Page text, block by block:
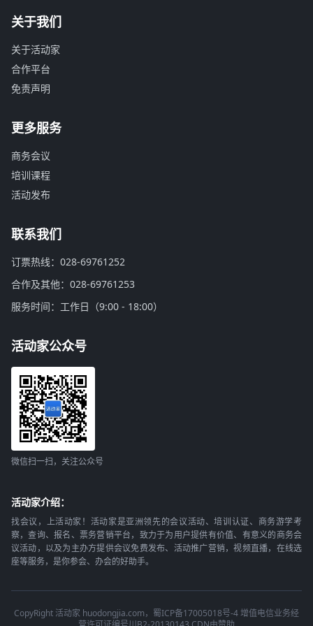
关于我们
关于活动家
合作平台
免责声明
更多服务
商务会议
培训课程
活动发布
联系我们
订票热线：028-69761252
合作及其他：028-69761253
服务时间：工作日（9:00 - 18:00）
活动家公众号
微信扫一扫，关注公众号
活动家介绍：
找会议，上活动家！活动家是亚洲领先的会议活动、培训认证、商务游学考
察，查询、报名、票务营销平台，致力于为用户提供有价值、有意义的商务会
议活动，以及为主办方提供会议免费发布、活动推广营销，视频直播，在线选
座等服务，是你参会、办会的好助手。
CopyRight 活动家 huodongjia.com，蜀ICP备17005018号-4 增值电信业务经